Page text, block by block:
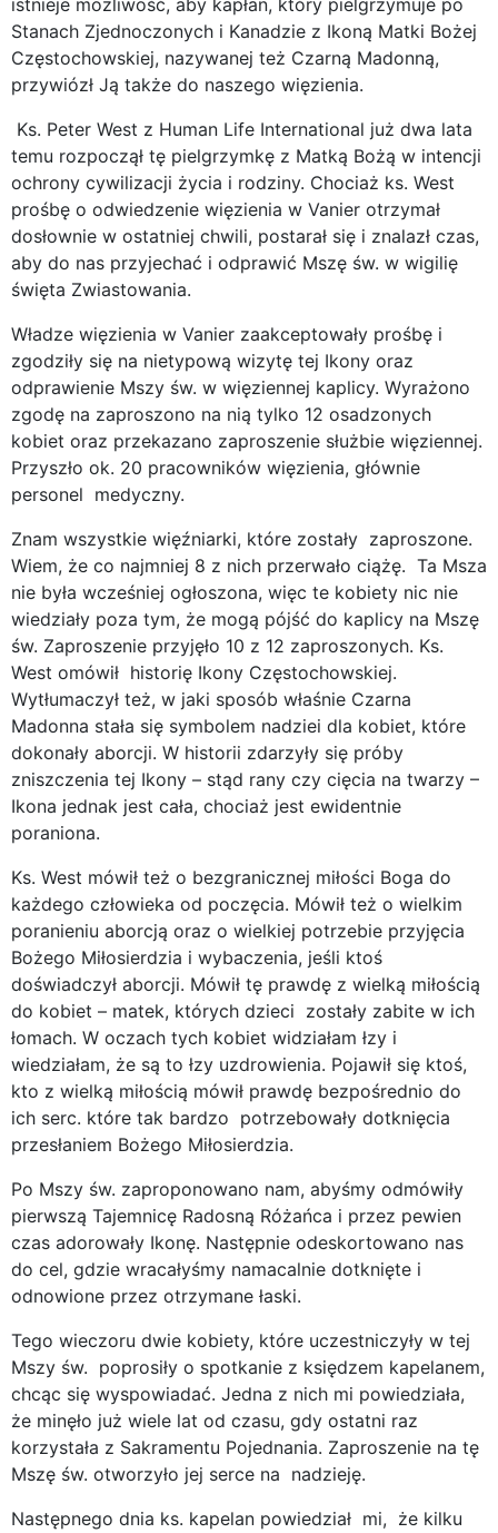
Stanach Zjednoczonych i Kanadzie z Ikoną Matki Bożej
Częstochowskiej, nazywanej też Czarną Madonną,
przywiózł Ją także do naszego więzienia.
Ks. Peter West z Human Life International już dwa lata
temu rozpoczął tę pielgrzymkę z Matką Bożą w intencji
ochrony cywilizacji życia i rodziny. Chociaż ks. West
prośbę o odwiedzenie więzienia w Vanier otrzymał
dosłownie w ostatniej chwili, postarał się i znalazł czas,
aby do nas przyjechać i odprawić Mszę św. w wigilię
święta Zwiastowania.
Władze więzienia w Vanier zaakceptowały prośbę i
zgodziły się na nietypową wizytę tej Ikony oraz
odprawienie Mszy św. w więziennej kaplicy. Wyrażono
zgodę na zaproszono na nią tylko 12 osadzonych
kobiet oraz przekazano zaproszenie służbie więziennej.
Przyszło ok. 20 pracowników więzienia, głównie
personel medyczny.
Znam wszystkie więźniarki, które zostały zaproszone.
Wiem, że co najmniej 8 z nich przerwało ciążę. Ta Msza
nie była wcześniej ogłoszona, więc te kobiety nic nie
wiedziały poza tym, że mogą pójść do kaplicy na Mszę
św. Zaproszenie przyjęło 10 z 12 zaproszonych. Ks.
West omówił historię Ikony Częstochowskiej.
Wytłumaczył też, w jaki sposób właśnie Czarna
Madonna stała się symbolem nadziei dla kobiet, które
dokonały aborcji. W historii zdarzyły się próby
zniszczenia tej Ikony – stąd rany czy cięcia na twarzy –
Ikona jednak jest cała, chociaż jest ewidentnie
poraniona.
Ks. West mówił też o bezgranicznej miłości Boga do
każdego człowieka od poczęcia. Mówił też o wielkim
poranieniu aborcją oraz o wielkiej potrzebie przyjęcia
Bożego Miłosierdzia i wybaczenia, jeśli ktoś
doświadczył aborcji. Mówił tę prawdę z wielką miłością
do kobiet – matek, których dzieci zostały zabite w ich
łomach. W oczach tych kobiet widziałam łzy i
wiedziałam, że są to łzy uzdrowienia. Pojawił się ktoś,
kto z wielką miłością mówił prawdę bezpośrednio do
ich serc. które tak bardzo potrzebowały dotknięcia
przesłaniem Bożego Miłosierdzia.
Po Mszy św. zaproponowano nam, abyśmy odmówiły
pierwszą Tajemnicę Radosną Różańca i przez pewien
czas adorowały Ikonę. Następnie odeskortowano nas
do cel, gdzie wracałyśmy namacalnie dotknięte i
odnowione przez otrzymane łaski.
Tego wieczoru dwie kobiety, które uczestniczyły w tej
Mszy św. poprosiły o spotkanie z księdzem kapelanem,
chcąc się wyspowiadać. Jedna z nich mi powiedziała,
że minęło już wiele lat od czasu, gdy ostatni raz
korzystała z Sakramentu Pojednania. Zaproszenie na tę
Mszę św. otworzyło jej serce na nadzieję.
Następnego dnia ks. kapelan powiedział mi, że kilku